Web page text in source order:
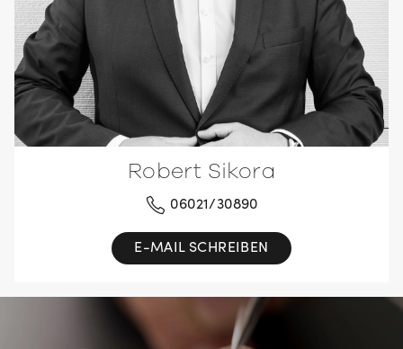
Robert Sikora
06021/30890
E-MAIL SCHREIBEN